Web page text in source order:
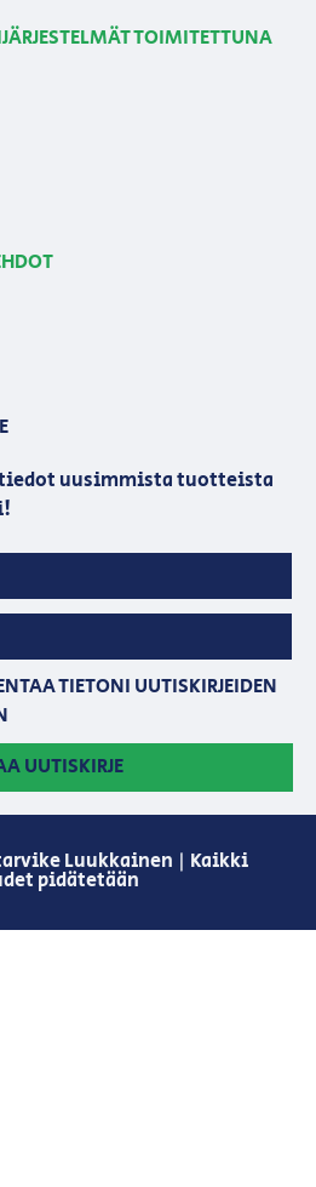
TOIMITETTUNA
uusimmista tuotteista
TIETONI UUTISKIRJEIDEN
UUTISKIRJE
Luukkainen | Kaikki
pidätetään